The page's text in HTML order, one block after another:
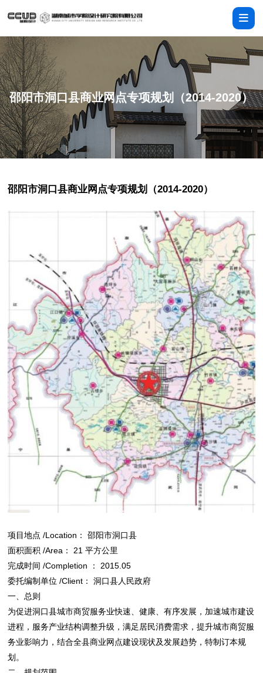
邵阳市洞口县商业网点专项规划（2014-2020）
邵阳市洞口县商业网点专项规划（2014-2020）
项目地点 /Location： 邵阳市洞口县
面积面积 /Area： 21 平方公里
完成时间 /Completion ： 2015.05
委托编制单位 /Client： 洞口县人民政府
一、总则
为促进洞口县城市商贸服务业快速、健康、有序发展，加速城市建设
进程，服务产业结构调整升级，满足居民消费需求，提升城市商贸服
务业影响力，结合全县商业网点建设现状及发展趋势，特制订本规
划。